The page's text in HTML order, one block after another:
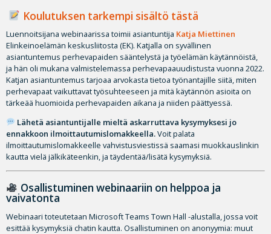
Koulutuksen tarkempi sisältö tästä
Luennoitsijana webinaarissa toimii asiantuntija Katja Miettinen
Elinkeinoelämän keskusliitosta (EK). Katjalla on syvällinen
asiantuntemus perhevapaiden sääntelystä ja työelämän käytännöistä,
ja hän oli mukana valmistelemassa perhevapaauudistusta vuonna 2022.
Katjan asiantuntemus tarjoaa arvokasta tietoa työnantajille siitä, miten
perhevapaat vaikuttavat työsuhteeseen ja mitä käytännön asioita on
tärkeää huomioida perhevapaiden aikana ja niiden päättyessä.
Lähetä asiantuntijalle mieltä askarruttava kysymyksesi jo
ennakkoon ilmoittautumislomakkeella.Voit palata
ilmoittautumislomakkeelle vahvistusviestissä saamasi muokkauslinkin
kautta vielä jälkikäteenkin, ja täydentää/lisätä kysymyksiä.
Osallistuminen webinaariin on helppoa ja
vaivatonta
Webinaari toteutetaan Microsoft Teams Town Hall -alustalla, jossa voit
esittää kysymyksiä chatin kautta. Osallistuminen on anonyymia: muut